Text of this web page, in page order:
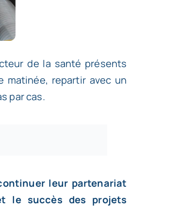
de la santé présents
matinée, repartir avec un
par cas.
leur partenariat
le succès des projets